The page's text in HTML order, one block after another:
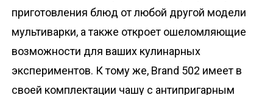
приготовления блюд от любой другой модели
мультиварки, а также откроет ошеломляющие
возможности для ваших кулинарных
экспериментов. К тому же, Brand 502 имеет в
своей комплектации чашу с антипригарным